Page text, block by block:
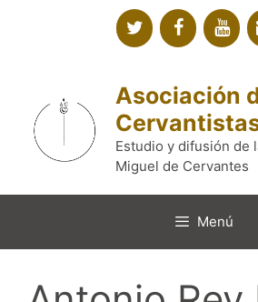
Asociación
Estudio y difusión de
Miguel de Cervantes
Menú